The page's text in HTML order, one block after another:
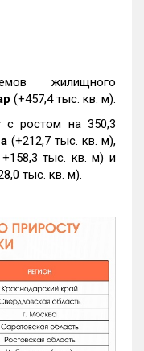
жилищного
(+457,4 тыс. кв. м).
с ростом на 350,3
(+212,7 тыс. кв. м),
тыс. кв. м) и
тыс. кв. м).